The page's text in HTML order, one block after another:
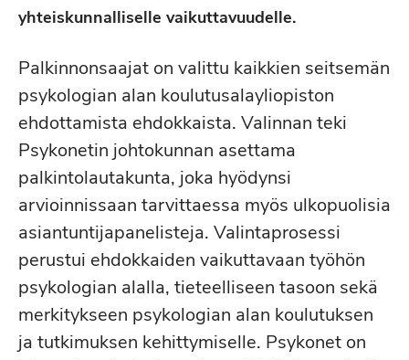
yhteiskunnalliselle vaikuttavuudelle.
Palkinnonsaajat on valittu kaikkien seitsemän
psykologian alan koulutusalayliopiston
ehdottamista ehdokkaista. Valinnan teki
Psykonetin johtokunnan asettama
palkintolautakunta, joka hyödynsi
arvioinnissaan tarvittaessa myös ulkopuolisia
asiantuntijapanelisteja. Valintaprosessi
perustui ehdokkaiden vaikuttavaan työhön
psykologian alalla, tieteelliseen tasoon sekä
merkitykseen psykologian alan koulutuksen
ja tutkimuksen kehittymiselle. Psykonet on